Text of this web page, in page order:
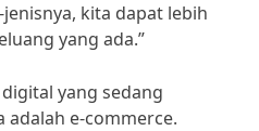
kita dapat lebih
yang ada.”
yang sedang
e-commerce.